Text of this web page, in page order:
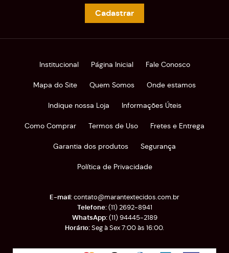
Cadastrar
Institucional Página Inicial Fale Conosco
Mapa do Site Quem Somos Onde estamos
Indique nossa Loja Informações Úteis
Como Comprar Termos de Uso Fretes e Entrega
Garantia dos produtos Segurança
Política de Privacidade
(11)2692-8941
(11)94445-2189
Seg à Sex 7:00 às 16:00.
contato@marantextecidos.com.br